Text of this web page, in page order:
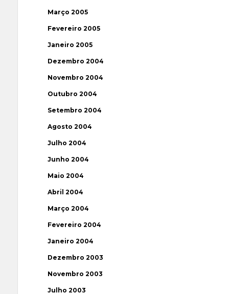
Março 2005
Fevereiro 2005
Janeiro 2005
Dezembro 2004
Novembro 2004
Outubro 2004
Setembro 2004
Agosto 2004
Julho 2004
Junho 2004
Maio 2004
Abril 2004
Março 2004
Fevereiro 2004
Janeiro 2004
Dezembro 2003
Novembro 2003
Julho 2003